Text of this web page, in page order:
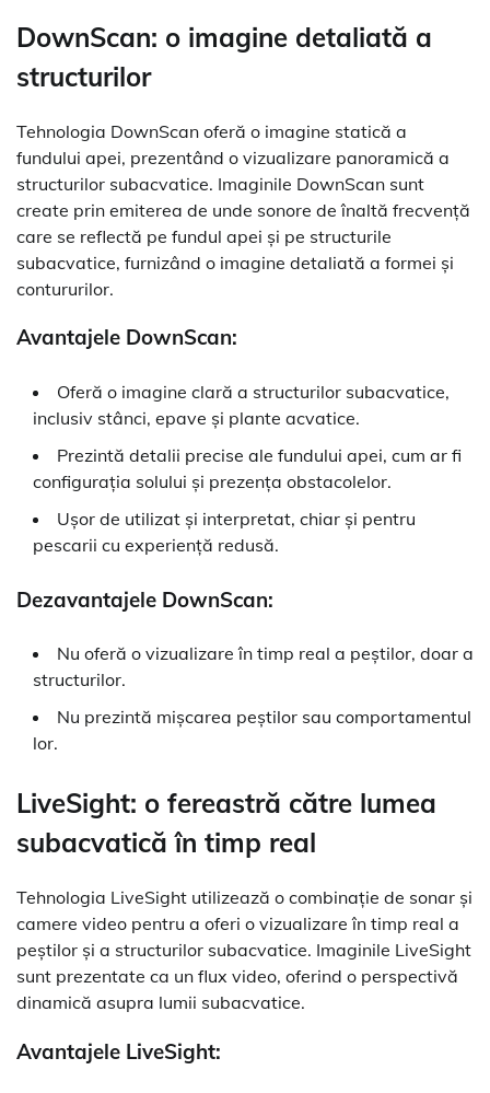
DownScan: o imagine detaliată a
structurilor
Tehnologia DownScan oferă o imagine statică a
fundului apei, prezentând o vizualizare panoramică a
structurilor subacvatice. Imaginile DownScan sunt
create prin emiterea de unde sonore de înaltă frecvență
care se reflectă pe fundul apei și pe structurile
subacvatice, furnizând o imagine detaliată a formei și
contururilor.
Avantajele DownScan:
Oferă o imagine clară a structurilor subacvatice,
inclusiv stânci, epave și plante acvatice.
Prezintă detalii precise ale fundului apei, cum ar fi
configurația solului și prezența obstacolelor.
Ușor de utilizat și interpretat, chiar și pentru
pescarii cu experiență redusă.
Dezavantajele DownScan:
Nu oferă o vizualizare în timp real a peștilor, doar a
structurilor.
Nu prezintă mișcarea peștilor sau comportamentul
lor.
LiveSight: o fereastră către lumea
subacvatică în timp real
Tehnologia LiveSight utilizează o combinație de sonar și
camere video pentru a oferi o vizualizare în timp real a
peștilor și a structurilor subacvatice. Imaginile LiveSight
sunt prezentate ca un flux video, oferind o perspectivă
dinamică asupra lumii subacvatice.
Avantajele LiveSight: